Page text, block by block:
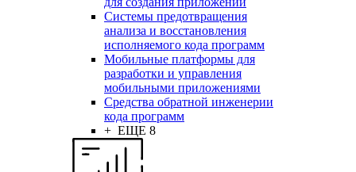
Системы предотвращения
анализа и восстановления
исполняемого кода программ
Мобильные платформы для
разработки и управления
мобильными приложениями
Средства обратной инженерии
кода программ
+ ЕЩЕ 8